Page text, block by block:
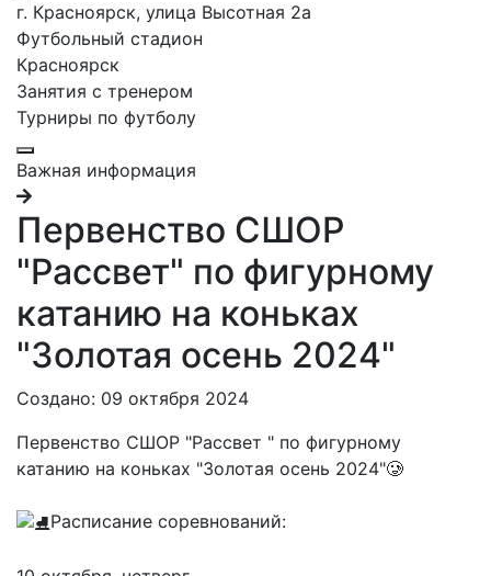
г. Красноярск, улица Высотная 2a
Футбольный стадион
Красноярск
Занятия с тренером
Турниры по футболу
Важная информация
Первенство СШОР
"Рассвет" по фигурному
катанию на коньках
"Золотая осень 2024"
Создано: 09 октября 2024
Первенство СШОР "Рассвет " по фигурному
катанию на коньках "Золотая осень 2024"🥲
Расписание соревнований: